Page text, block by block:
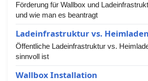
Förderung für Wallbox und
und wie man es beantragt
Ladeinfrastruktur vs. Heimladen
Öffentliche Ladeinfrastruktur vs.
sinnvoll ist
Wallbox Installation